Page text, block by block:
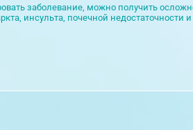
заболевание, можно получить
инсульта, почечной недостаточности